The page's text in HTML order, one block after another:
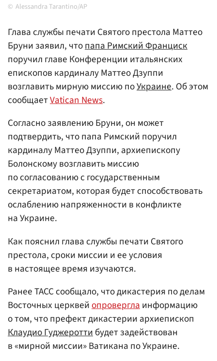
Alessandra Tarantino/AP
Глава службы печати Святого престола Маттео
Бруни заявил, чтопапа Римский Франциск
поручил главе Конференции итальянских
епископов кардиналу Маттео Дзуппи
возглавить мирную миссию поУкраине. Об этом
сообщаетVatican News.
Согласно заявлению Бруни, он может
подтвердить, что папа Римский поручил
кардиналу Маттео Дзуппи, архиепископу
Болонскому возглавить миссию
по согласованию с государственным
секретариатом, которая будет способствовать
ослаблению напряженности в конфликте
на Украине.
Как пояснил глава службы печати Святого
престола, сроки миссии и ее условия
в настоящее время изучаются.
Ранее ТАСС сообщало, что дикастерия по делам
Восточных церквейопроверглаинформацию
о том, что префект дикастерии архиепископ
Клаудио Гуджероттибудет задействован
в «мирной миссии» Ватикана по Украине.